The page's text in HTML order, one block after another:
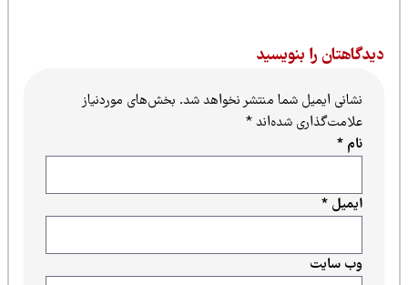
را بنویسید
نشانی ایمیل شما منتشر نخواهد شد.بخش‌های موردنیاز
علامت‌گذاری شده‌اند*
ایمیل*
وب‌ سایت